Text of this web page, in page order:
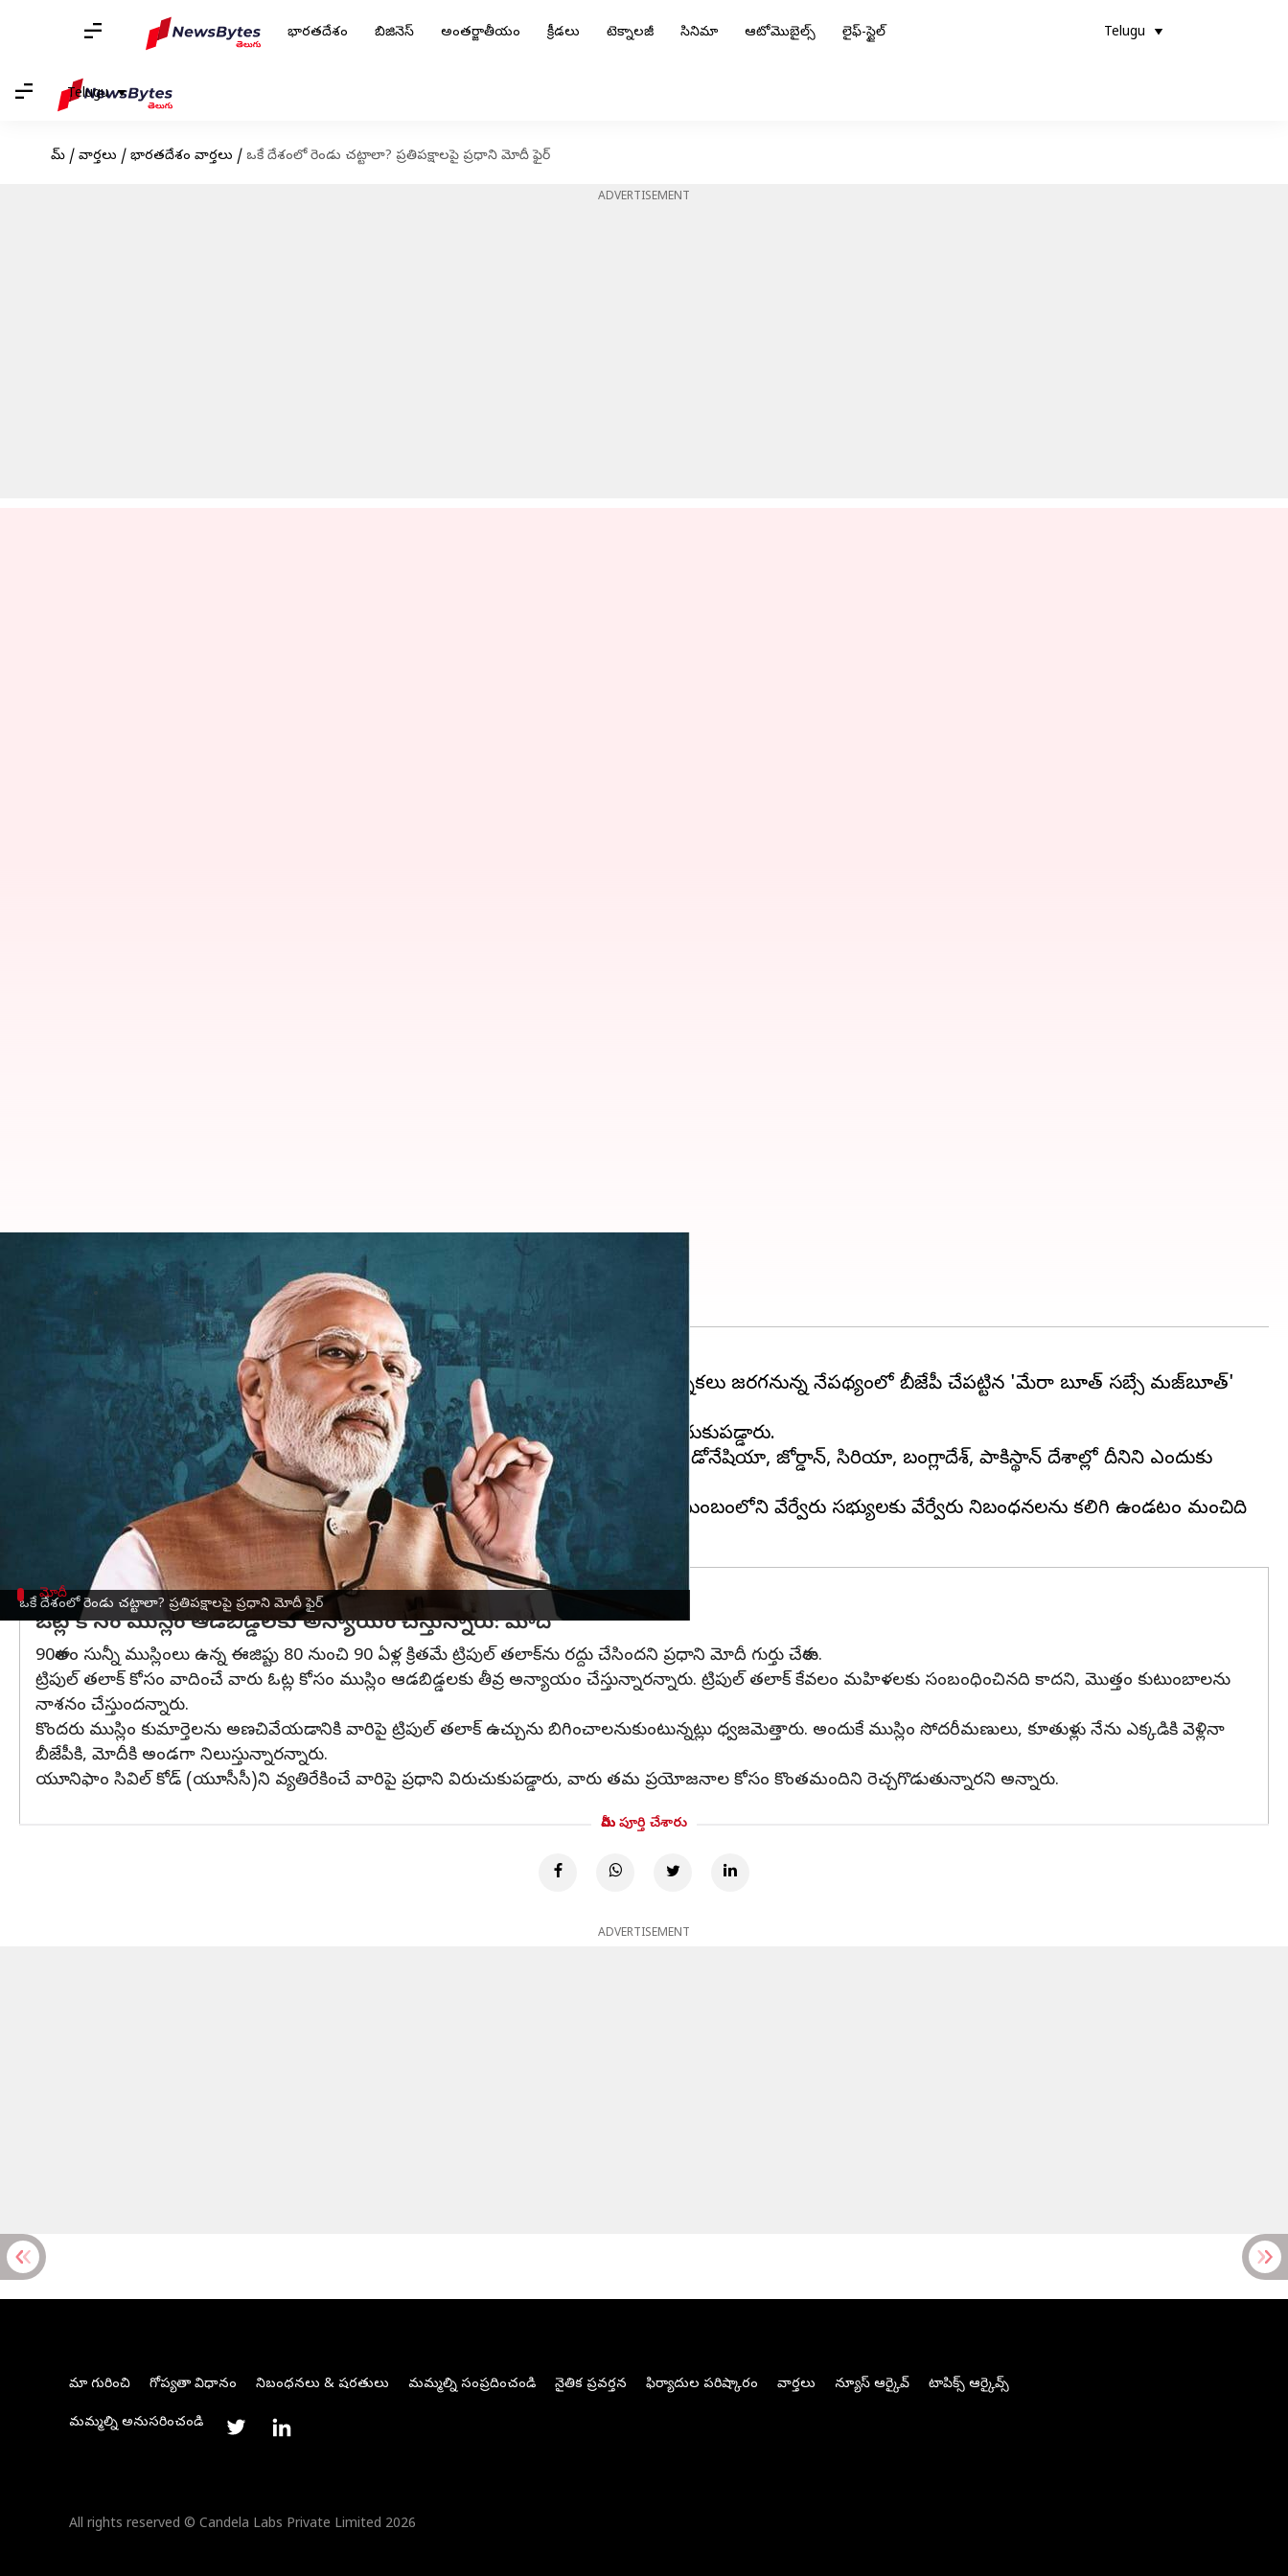
భారతదేశం బిజినెస్ అంతర్జాతీయం క్రీడలు టెక్నాలజీ సినిమా ఆటోమొబైల్స్ లైఫ్-స్టైల్ Telugu
Telugu
హోమ్ / వార్తలు / భారతదేశం వార్తలు / ఒకే దేశంలో రెండు చట్టాలా? ప్రతిపక్షాలపై ప్రధాని మోదీ ఫైర్
ADVERTISEMENT
ఒకే దేశంలో రెండు చట్టాలా? ప్రతిపక్షాలపై ప్రధాని మోదీ ఫైర్
ఒకే దేశంలో రెండు చట్టాలా? ప్రతిపక్షాలపై ప్రధాని మోదీ ఫైర్
03:28 pm
ఈ వార్తాకథనం ఏంటి
ప్రధానమంత్రినరేంద్ర మోదీ మంగళవారంమధ్యప్రదేశ్‌లో పర్యటించారు. త్వరలో అసెంబ్లీ ఎన్నికలు జరగనున్న నేపథ్యంలో బీజేపీ చేపట్టిన 'మేరా బూత్ సబ్సే మజ్‌బూత్'
ప్రచారంలో కార్యకర్తలను ఉద్దేశించి మోదీ మాట్లాడారు.
ఈ సందర్భంగా 'ట్రిపుల్ తలాక్', యూనిఫాం సివిల్ కోడ్ విషయంలో ప్రతిపక్షాలపై మోదీ విరుచుకుపడ్డారు.
'ట్రిపుల్ తలాక్' ఇస్లాం నుంచి విడదీయరానిది అయితే, ముస్లిం మెజారిటీ దేశాలైన ఈజిప్ట్, ఇండోనేషియా, జోర్డాన్, సిరియా, బంగ్లాదేశ్, పాకిస్థాన్ దేశాల్లో దీనిని ఎందుకు
ఎన్నికల మేనిఫెస్టోలో భాగమైన యూనిఫాం సివిల్ కోడ్ గురించి మాట్లాడుతూ, ఒక కుటుంబంలోని వేర్వేరు సభ్యులకు వేర్వేరు నిబంధనలను కలిగి ఉండటం మంచిది
మోదీ
ఓట్ల కోసం ముస్లిం ఆడబిడ్డలకు అన్యాయం చేస్తున్నారు: మోదీ
90శాతం సున్నీ ముస్లింలు ఉన్న ఈజిప్టు 80 నుంచి 90 ఏళ్ల క్రితమే ట్రిపుల్ తలాక్‌ను రద్దు చేసిందని ప్రధాని మోదీ గుర్తు చేశారు.
ట్రిపుల్ తలాక్ కోసం వాదించే వారు ఓట్ల కోసం ముస్లిం ఆడబిడ్డలకు తీవ్ర అన్యాయం చేస్తున్నారన్నారు. ట్రిపుల్ తలాక్ కేవలం మహిళలకు సంబంధించినది కాదని, మొత్తం కుటుంబాలను
నాశనం చేస్తుందన్నారు.
కొందరు ముస్లిం కుమార్తెలను అణచివేయడానికి వారిపై ట్రిపుల్ తలాక్ ఉచ్చును బిగించాలనుకుంటున్నట్లు ధ్వజమెత్తారు. అందుకే ముస్లిం సోదరీమణులు, కూతుళ్లు నేను ఎక్కడికి వెళ్లినా
బీజేపీకి, మోదీకి అండగా నిలుస్తున్నారన్నారు.
యూనిఫాం సివిల్ కోడ్ (యూసీసీ)ని వ్యతిరేకించే వారిపై ప్రధాని విరుచుకుపడ్డారు, వారు తమ ప్రయోజనాల కోసం కొంతమందిని రెచ్చగొడుతున్నారని అన్నారు.
మీరు పూర్తి చేశారు
ADVERTISEMENT
మా గురించి గోప్యతా విధానం నిబంధనలు & షరతులు మమ్మల్ని సంప్రదించండి నైతిక ప్రవర్తన ఫిర్యాదుల పరిష్కారం వార్తలు న్యూస్ ఆర్కైవ్ టాపిక్స్ ఆర్కైవ్స్
మమ్మల్ని అనుసరించండి
All rights reserved © Candela Labs Private Limited 2026